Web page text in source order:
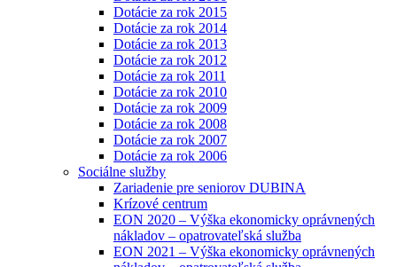
Dotácie za rok 2015
Dotácie za rok 2014
Dotácie za rok 2013
Dotácie za rok 2012
Dotácie za rok 2011
Dotácie za rok 2010
Dotácie za rok 2009
Dotácie za rok 2008
Dotácie za rok 2007
Dotácie za rok 2006
Sociálne služby
Zariadenie pre seniorov DUBINA
Krízové centrum
EON 2020 – Výška ekonomicky oprávnených
nákladov – opatrovateľská služba
EON 2021 – Výška ekonomicky oprávnených